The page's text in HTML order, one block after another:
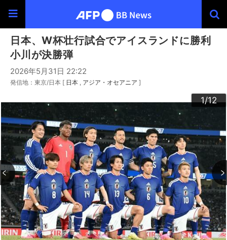
日本、W杯壮行試合でアイスランドに勝利
小川が決勝弾
2026年5月31日 22:22
発信地：東京/日本 [ 日本 アジア・オセアニア ]
1/12
2/12
3/12
4/12
5/12
6/12
7/12
8/12
9/12
10/12
11/12
12/12